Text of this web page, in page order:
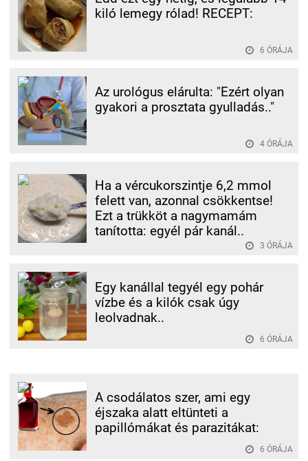
kiló lemegy rólad! RECEPT:
6 ÓRÁJA
Az urológus elárulta: "Ezért olyan
gyakori a prosztata gyulladás.."
4 ÓRÁJA
Ha a vércukorszintje 6,2 mmol
felett van, azonnal csökkentse!
Ezt a trükköt a nagymamám
tanította: egyél pár kanál..
3 ÓRÁJA
Egy kanállal tegyél egy pohár
vízbe és a kilók csak úgy
leolvadnak..
6 ÓRÁJA
A csodálatos szer, ami egy
éjszaka alatt eltünteti a
papillómákat és parazitákat:
6 ÓRÁJA